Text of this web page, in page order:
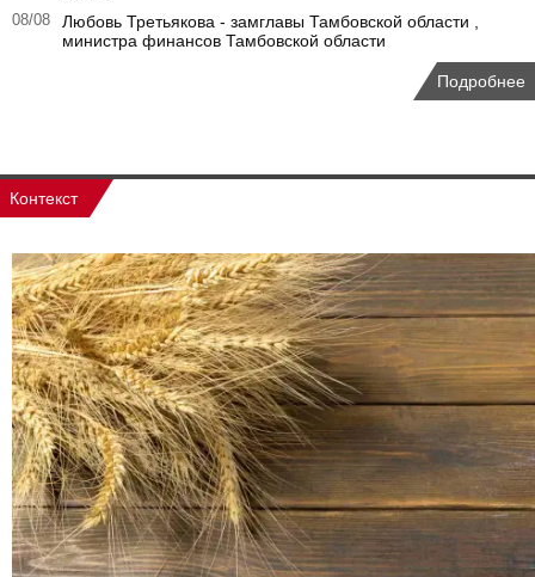
08/08
Любовь Третьякова - замглавы Тамбовской области ,
министра финансов Тамбовской области
Подробнее
Контекст